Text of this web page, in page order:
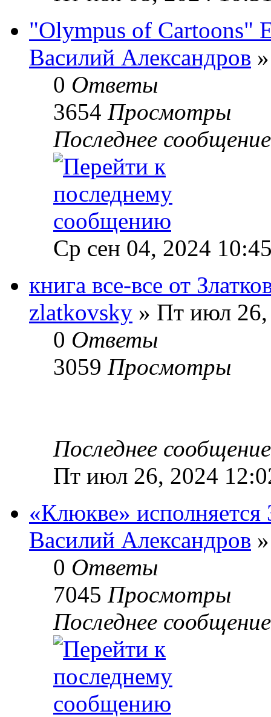
"Olympus of Cartoons"
Василий Александров
0 Ответы
3654 Просмотры
Последнее
Ср сен 04, 2024
книга все-все от
zlatkovsky » Пт июл
0 Ответы
3059 Просмотры
Последнее
Пт июл 26, 2024
«Клюкве» исполняется
Василий Александров
0 Ответы
7045 Просмотры
Последнее